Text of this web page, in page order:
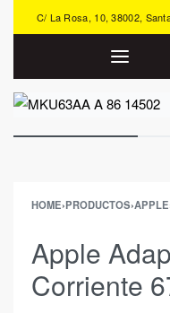
C/ La Rosa, 10, 38002,
HOME›PRODUCTOS›APPLE
Apple
Corriente